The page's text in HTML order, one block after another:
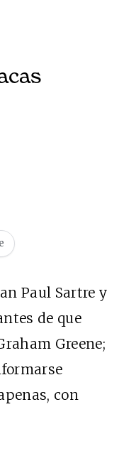
Paul Sartre y
de que
Greene;
con